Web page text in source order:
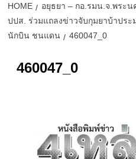
HOME
อยุธยา – กอ.รมน.จ.พระ
ปปส. ร่วมแถลงข่าวจับกุมยาบ้าประ
นักบิน ชนแดน
460047_0
460047_0